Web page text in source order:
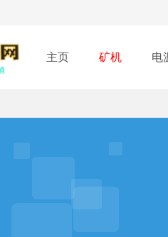
主页 矿机 电